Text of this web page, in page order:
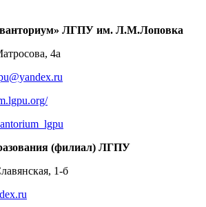
ЛГПУ им. Л.М.Лоповка
4а
(филиал) ЛГПУ
1-б